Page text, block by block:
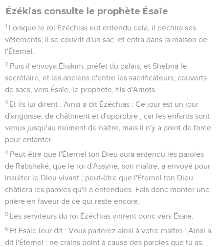
Ézékias consulte le prophète Ésaïe
1 Lorsque le roi Ézéchias eut entendu cela, il déchira ses
vêtements, il se couvrit d'un sac, et entra dans la maison de
l'Éternel.
2 Puis il envoya Éliakim, préfet du palais, et Shebna le
secrétaire, et les anciens d'entre les sacrificateurs, couverts
de sacs, vers Ésaïe, le prophète, fils d'Amots.
3 Et ils lui dirent : Ainsi a dit Ézéchias : Ce jour est un jour
d'angoisse, de châtiment et d'opprobre ; car les enfants sont
venus jusqu'au moment de naître, mais il n'y a point de force
pour enfanter.
4 Peut-être que l'Éternel ton Dieu aura entendu les paroles
de Rabshaké, que le roi d'Assyrie, son maître, a envoyé pour
insulter le Dieu vivant ; peut-être que l'Éternel ton Dieu
châtiera les paroles qu'il a entendues. Fais donc monter une
prière en faveur de ce qui reste encore.
5 Les serviteurs du roi Ézéchias vinrent donc vers Ésaïe.
6 Et Ésaie leur dit : Vous parlerez ainsi à votre maître : Ainsi a
dit l'Éternel : ne crains point à cause des paroles que tu as